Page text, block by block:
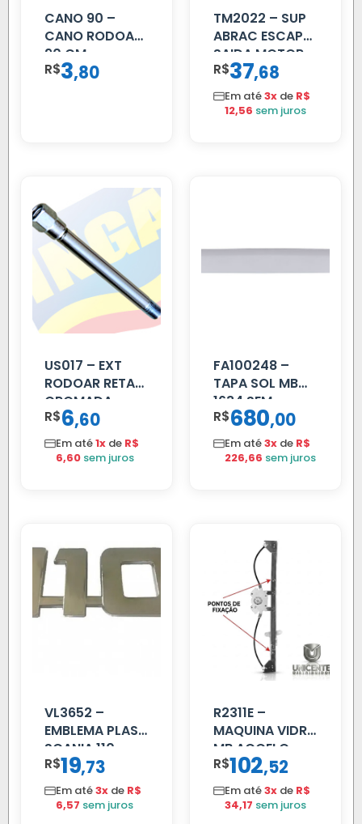
CANO 90 –
CANO RODOAR
90 CM
R$3,80
TM2022 – SUP
ABRAC ESCAP
SAIDA MOTOR
VW TITAN
R$37,68
Em até3x de R$
12,56 sem juros
US017 – EXT
RODOAR RETA
CROMADA
R$6,60
Em até1x de R$
6,60 sem juros
FA100248 –
TAPA SOL MB
1634 SEM
SUPORTE FIBRA
R$680,00
Em até3x de R$
226,66 sem juros
VL3652 –
EMBLEMA PLAST
SCANIA 110
CROMADO
R$19,73
Em até3x de R$
6,57 sem juros
R2311E –
MAQUINA VIDRO
MB ACCELO
2002 ATE 2011
S/MOTOR LE
R$102,52
Em até3x de R$
34,17 sem juros